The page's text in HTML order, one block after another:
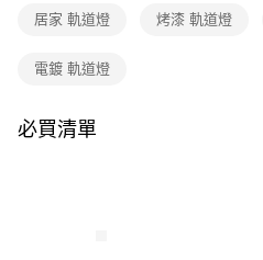
※ 交易是否成功請以「AFTEE先享後付
客戶支援中心」
１．透過由恩沛科技股份有限公司提供
居家 軌道燈 烤漆 軌道燈
電鍍 軌道燈
必買清單